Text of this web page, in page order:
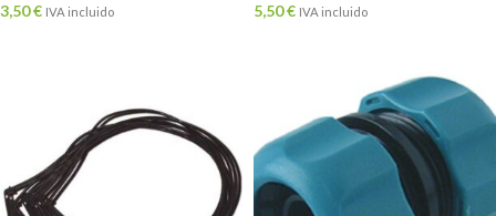
3,50€ IVA incluido 5,50€ IVA incluido